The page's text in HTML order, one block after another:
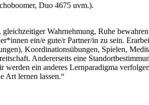
Duo 4675 uvm.).
Wahrnehmung, Ruhe
ein/e gute/r Partner/in zu sein.
Koordinationsübungen, Spielen,
Andererseits eine
ein anderes Lernparadigma
Art lernen lassen.“